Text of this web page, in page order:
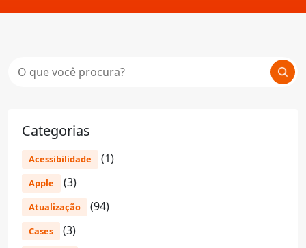
Categorias
Acessibilidade (1)
Apple (3)
Atualização (94)
Cases (3)